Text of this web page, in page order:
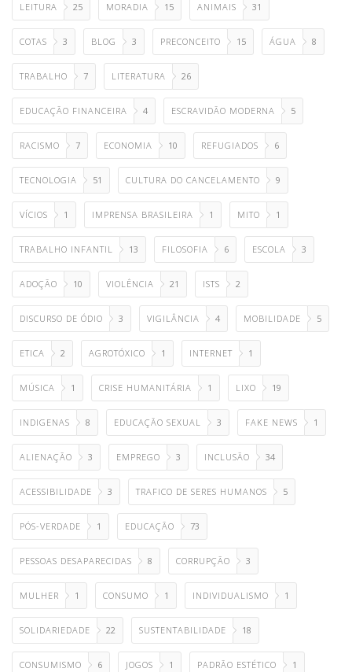
LEITURA 25 MORADIA 15 ANIMAIS 31
COTAS 3 BLOG 3 PRECONCEITO 15 ÁGUA 8
TRABALHO 7 LITERATURA 26
EDUCAÇÃO FINANCEIRA 4 ESCRAVIDÃO MODERNA 5
RACISMO 7 ECONOMIA 10 REFUGIADOS 6
TECNOLOGIA 51 CULTURA DO CANCELAMENTO 9
VÍCIOS 1 IMPRENSA BRASILEIRA 1 MITO 1
TRABALHO INFANTIL 13 FILOSOFIA 6 ESCOLA 3
ADOÇÃO 10 VIOLÊNCIA 21 ISTS 2
DISCURSO DE ÓDIO 3 VIGILÂNCIA 4 MOBILIDADE 5
ETICA 2 AGROTÓXICO 1 INTERNET 1
MÚSICA 1 CRISE HUMANITÁRIA 1 LIXO 19
INDIGENAS 8 EDUCAÇÃO SEXUAL 3 FAKE NEWS 1
ALIENAÇÃO 3 EMPREGO 3 INCLUSÃO 34
ACESSIBILIDADE 3 TRAFICO DE SERES HUMANOS 5
PÓS-VERDADE 1 EDUCAÇÃO 73
PESSOAS DESAPARECIDAS 8 CORRUPÇÃO 3
MULHER 1 CONSUMO 1 INDIVIDUALISMO 1
SOLIDARIEDADE 22 SUSTENTABILIDADE 18
CONSUMISMO 6 JOGOS 1 PADRÃO ESTÉTICO 1